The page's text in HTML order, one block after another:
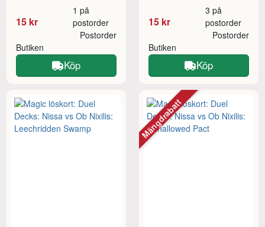
15 kr
1 på
postorder
Butiken
Postorder
Köp
15 kr
3 på
postorder
Butiken
Postorder
Köp
Mängdrabatt